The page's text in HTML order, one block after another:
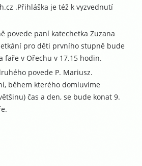
.Přihláška je též k vyzvednutí
povede paní katechetka Zuzana
pro děti prvního stupně bude
faře v Ořechu v 17.15 hodin.
povede P. Mariusz.
během kterého domluvíme
čas a den, se bude konat 9.